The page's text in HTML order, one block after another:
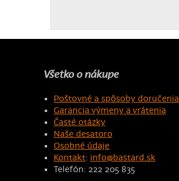
Všetko o nákupe
Poštovné a spôsoby doručenia
Garancia výmeny a vrátenia
Časté otázky
Naše desatoro
Osobné údaje
Kontakt: info@bastard.sk
Telefón: 222 205 835